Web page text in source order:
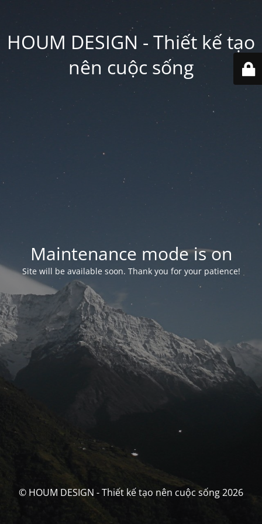
HOUM DESIGN - Thiết kế tạo
nên cuộc sống
Maintenance mode is on
Site will be available soon. Thank you for your patience!
© HOUM DESIGN - Thiết kế tạo nên cuộc sống 2026